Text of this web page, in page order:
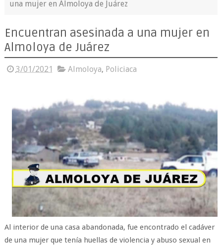
una mujer en Almoloya de Juárez
Encuentran asesinada a una mujer en
Almoloya de Juárez
3/01/2021 Almoloya, Policiaca
Al interior de una casa abandonada, fue encontrado el cadáver
de una mujer que tenía huellas de violencia y abuso sexual en